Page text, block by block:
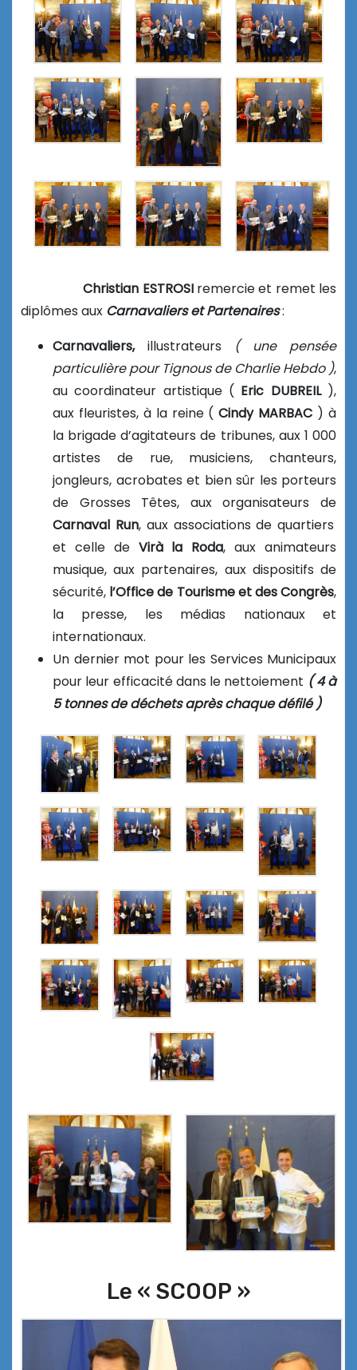
Christian ESTROSIremercie et remet les
diplômes aux Carnavaliers et Partenaires:
Carnavaliers,illustrateurs ( une pensée
particulière pour Tignous de Charlie Hebdo ),
au coordinateur artistique ( Eric DUBREIL),
aux fleuristes, à la reine (Cindy MARBAC ) à
la brigade d’agitateurs de tribunes, aux 1 000
artistes de rue, musiciens, chanteurs,
jongleurs, acrobates et bien sûr les porteurs
de Grosses Têtes, aux organisateurs de
Carnaval Run, aux associations de quartiers
et celle de Virà la Roda, aux animateurs
musique, aux partenaires, aux dispositifs de
sécurité, l’Office de Tourisme et des Congrès,
la presse, les médias nationaux et
internationaux.
Un dernier mot pour les Services Municipaux
pour leur efficacité dans le nettoiement ( 4 à
5 tonnes de déchets après chaque défilé )
Le « SCOOP »